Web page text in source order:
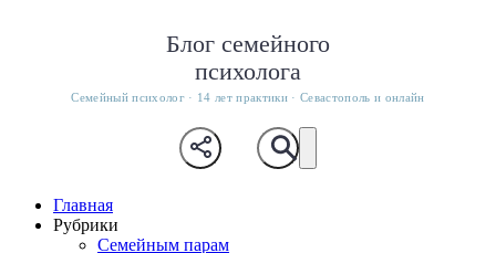
Блог семейного
психолога
Семейный психолог · 14 лет практики · Севастополь и онлайн
Главная
Рубрики
Семейным парам